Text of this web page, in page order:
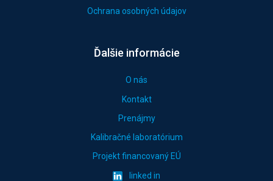
Ochrana osobných údajov
Ďalšie informácie
O nás
Kontakt
Prenájmy
Kalibračné laboratórium
Projekt financovaný EÚ
linked in